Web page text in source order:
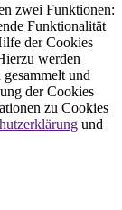
zwei Funktionen:
Funktionalität
der Cookies
werden
und
der Cookies
zu Cookies
und